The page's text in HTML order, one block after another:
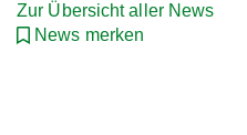
Zur Übersicht aller News
News merken